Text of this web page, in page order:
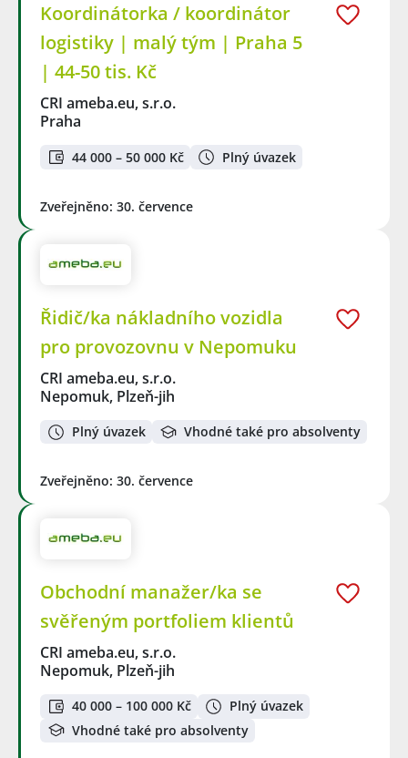
Koordinátorka / koordinátor
logistiky | malý tým | Praha 5
| 44-50 tis. Kč
CRI ameba.eu, s.r.o.
Praha
44 000 – 50 000 Kč Plný úvazek
Zveřejněno: 30. července
Řidič/ka nákladního vozidla
pro provozovnu v Nepomuku
CRI ameba.eu, s.r.o.
Nepomuk, Plzeň-jih
Plný úvazek Vhodné také pro absolventy
Zveřejněno: 30. července
Obchodní manažer/ka se
svěřeným portfoliem klientů
CRI ameba.eu, s.r.o.
Nepomuk, Plzeň-jih
40 000 – 100 000 Kč
Plný úvazek
Vhodné také pro absolventy